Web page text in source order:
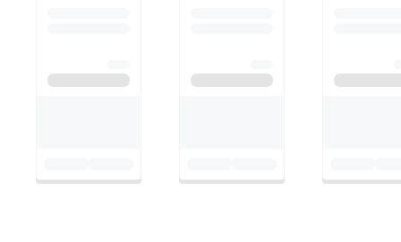
おもしろい
かった。